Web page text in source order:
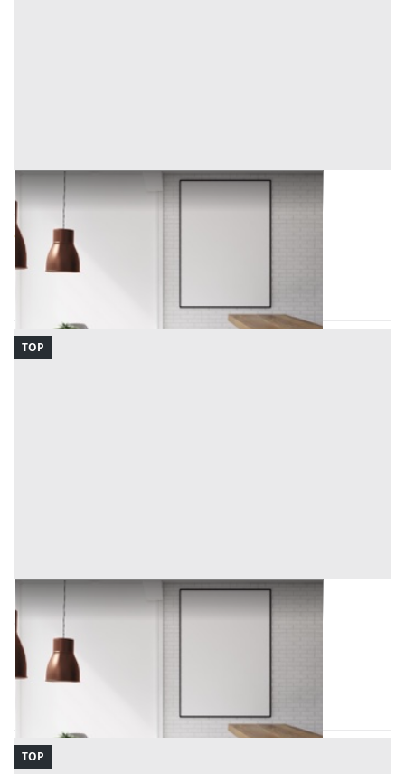
Arredamento Negozi all'asta a Padova
Padova (Padova)
Offerta minima
3.983 €
Codice asta:
TOP
Arredamento Negozi all'asta a Padova
Padova (Padova)
Offerta minima
100 €
TOP